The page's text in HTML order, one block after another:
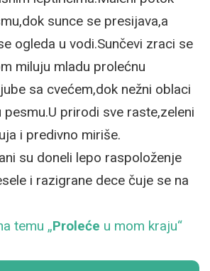
sunce se presijava,a
ogleda u vodi.Sunčevi zraci se
miluju mladu prolećnu
sa cvećem,dok nežni oblaci
prirodi sve raste,zeleni
i predivno miriše.
su doneli lepo raspoloženje
i razigrane dece čuje se na
temu „Proleće u mom kraju“